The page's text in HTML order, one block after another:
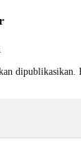
dipublikasikan.